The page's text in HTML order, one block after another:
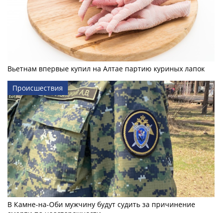
Вьетнам впервые купил на Алтае партию куриных лапок
Происшествия
В Камне-на-Оби мужчину будут судить за причинение